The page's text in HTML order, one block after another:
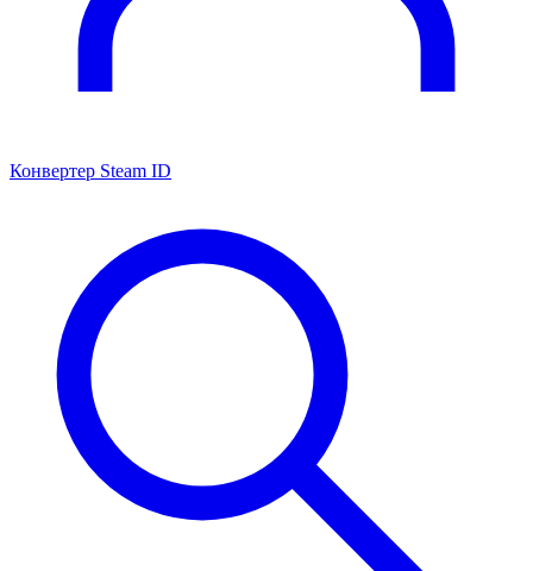
Конвертер Steam ID